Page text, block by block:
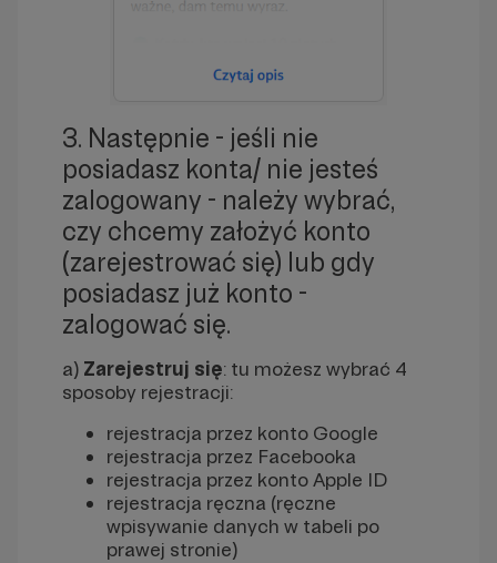
3. Następnie - jeśli nie
posiadasz konta/ nie jesteś
zalogowany - należy wybrać,
czy chcemy założyć konto
(zarejestrować się) lub gdy
posiadasz już konto -
zalogować się.
a) Zarejestruj się: tu możesz wybrać 4
sposoby rejestracji:
rejestracja przez konto Google
rejestracja przez Facebooka
rejestracja przez konto Apple ID
rejestracja ręczna (ręczne
wpisywanie danych w tabeli po
prawej stronie)